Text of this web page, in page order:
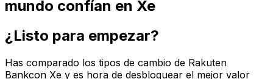
mundo confían en Xe
¿Listo para empezar?
Has comparado los tipos de cambio de Rakuten
Bankcon Xe y es hora de desbloquear el mejor valor